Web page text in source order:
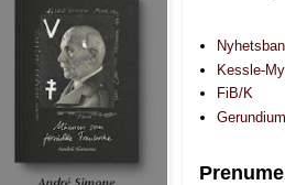
Kessle-
FiB/K